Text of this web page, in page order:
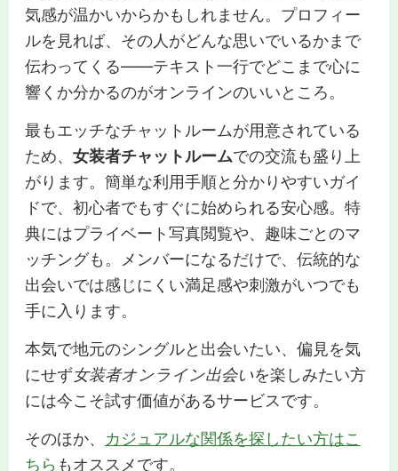
気感が温かいからかもしれません。プロフィー
ルを見れば、その人がどんな思いでいるかまで
伝わってくる――テキスト一行でどこまで心に
響くか分かるのがオンラインのいいところ。
最もエッチなチャットルームが用意されている
ため、 女装者チャットルームでの交流も盛り上
がります。簡単な利用手順と分かりやすいガイ
ドで、初心者でもすぐに始められる安心感。特
典にはプライベート写真閲覧や、趣味ごとのマ
ッチングも。メンバーになるだけで、伝統的な
出会いでは感じにくい満足感や刺激がいつでも
手に入ります。
本気で地元のシングルと出会いたい、偏見を気
にせず女装者オンライン出会いを楽しみたい方
には今こそ試す価値があるサービスです。
そのほか、 カジュアルな関係を探したい方はこ
ちら もオススメです。